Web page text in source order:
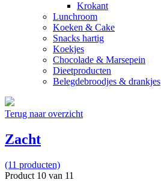
Krokant
Lunchroom
Koeken & Cake
Snacks hartig
Koekjes
Chocolade & Marsepein
Dieetproducten
Belegdebroodjes & drankjes
Terug naar overzicht
Zacht
(11 producten)
Product 10 van 11